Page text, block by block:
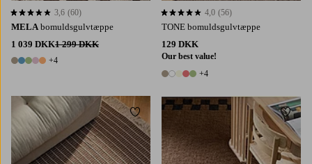
MELA bomuldsgulvtæppe
1 039 DKK1 299 DKK
9 farver
+4
3,6 baseret på 60 bedømmelser
3,6 (60)
TONE bomuldsgulvtæppe
129 DKK
Our best value!
9 farver
+4
4,0 baseret på 56 bedømmelser
4,0 (56)
Tilføj til favoritter
80X150 160X230200X300
Tilføj